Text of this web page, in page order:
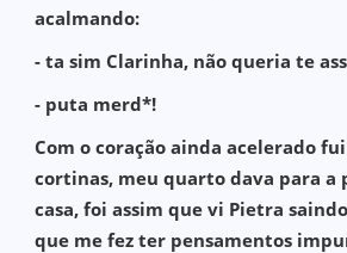
acalmando:
- ta sim Clarinha, não queria te
- puta merd*!
Com o coração ainda acelerado
cortinas, meu quarto dava para a
casa, foi assim que vi Pietra
que me fez ter pensamentos